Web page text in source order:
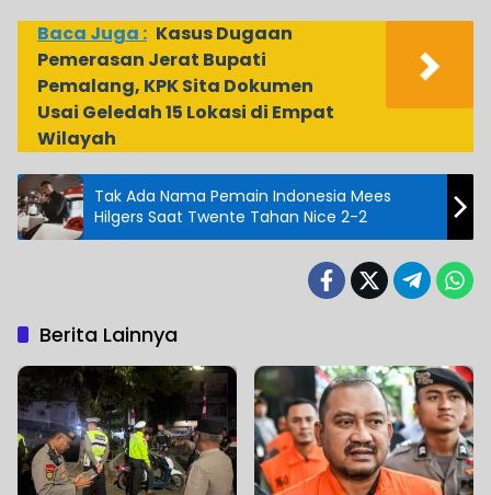
Baca Juga : Kasus Dugaan
Pemerasan Jerat Bupati
Pemalang, KPK Sita Dokumen
Usai Geledah 15 Lokasi di Empat
Wilayah
Tak Ada Nama Pemain Indonesia Mees
Hilgers Saat Twente Tahan Nice 2-2
Berita Lainnya